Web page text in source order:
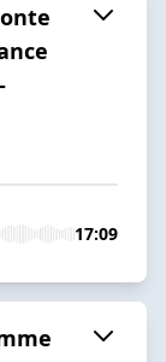
17:09